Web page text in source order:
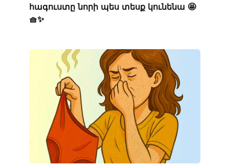
հագուստը նորի պես տեսք կունենա 🤩
🧺✨